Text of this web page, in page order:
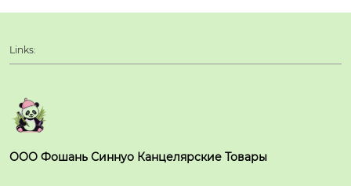
Links:
ООО Фошань Синнуо Канцелярские Товары